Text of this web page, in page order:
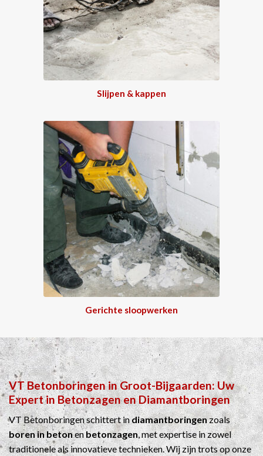
Slijpen & kappen
Gerichte sloopwerken
VT BetonboringeninGroot-Bijgaarden: Uw
Expert in BetonzagenenDiamantboringen
VT Betonboringen schittert indiamantboringenzoals
boren in betonenbetonzagen, met expertise in zowel
traditionele als innovatieve technieken. Wij zijn trots op onze